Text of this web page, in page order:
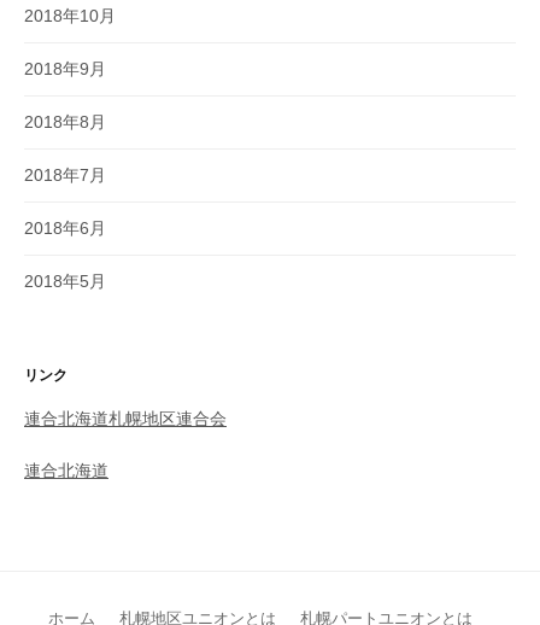
2018年10月
2018年9月
2018年8月
2018年7月
2018年6月
2018年5月
リンク
連合北海道札幌地区連合会
連合北海道
ホーム 札幌地区ユニオンとは 札幌パートユニオンとは